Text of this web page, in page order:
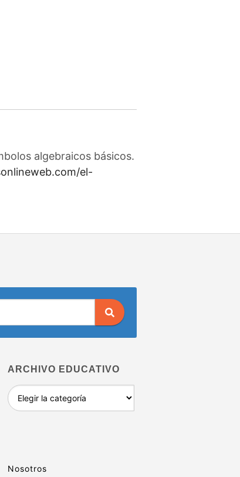
algebraicos básicos.
el-
ARCHIVO EDUCATIVO
Archivo
educativo
Nosotros